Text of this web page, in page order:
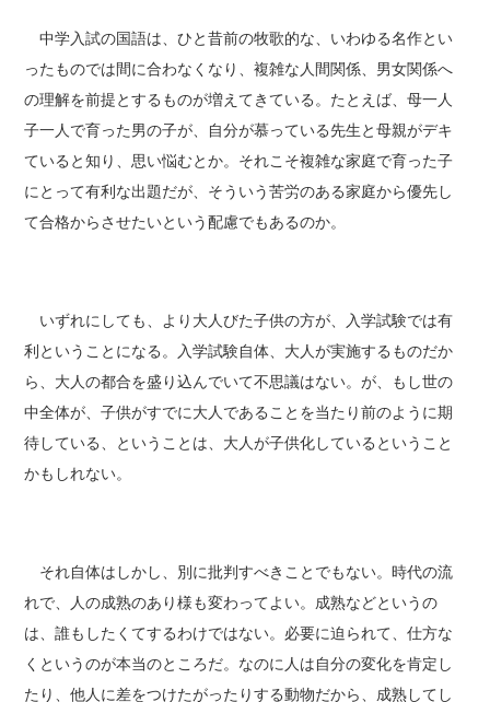
中学入試の国語は、ひと昔前の牧歌的な、いわゆる名作とい
ったものでは間に合わなくなり、複雑な人間関係、男女関係へ
の理解を前提とするものが増えてきている。たとえば、母一人
子一人で育った男の子が、自分が慕っている先生と母親がデキ
ていると知り、思い悩むとか。それこそ複雑な家庭で育った子
にとって有利な出題だが、そういう苦労のある家庭から優先し
て合格からさせたいという配慮でもあるのか。
いずれにしても、より大人びた子供の方が、入学試験では有
利ということになる。入学試験自体、大人が実施するものだか
ら、大人の都合を盛り込んでいて不思議はない。が、もし世の
中全体が、子供がすでに大人であることを当たり前のように期
待している、ということは、大人が子供化しているということ
かもしれない。
それ自体はしかし、別に批判すべきことでもない。時代の流
れで、人の成熟のあり様も変わってよい。成熟などというの
は、誰もしたくてするわけではない。必要に迫られて、仕方な
くというのが本当のところだ。なのに人は自分の変化を肯定し
たり、他人に差をつけたがったりする動物だから、成熟してし